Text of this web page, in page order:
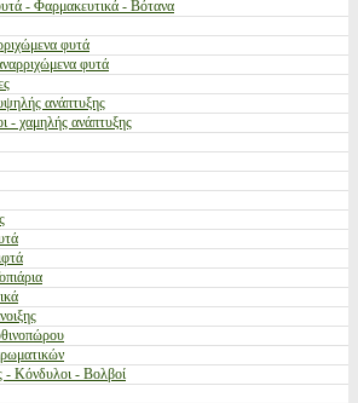
- Φαρμακευτικά - Βότανα
φυτά
φυτά
ανάπτυξης
- χαμηλής ανάπτυξης
- Κόνδυλοι - Βολβοί